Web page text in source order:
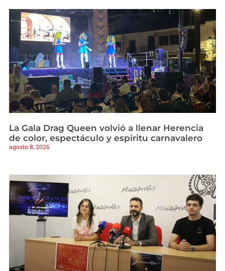
La Gala Drag Queen volvió a llenar Herencia
de color, espectáculo y espíritu carnavalero
agosto 8, 2026